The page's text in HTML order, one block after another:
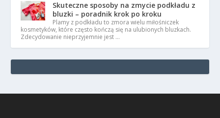
Skuteczne sposoby na zmycie podkładu z
bluzki – poradnik krok po kroku
Plamy z podkładu to zmora wielu miłośniczek
kosmetyków, które często kończą się na ulubionych bluzkach.
Zdecydowanie nieprzyjemnie jest …